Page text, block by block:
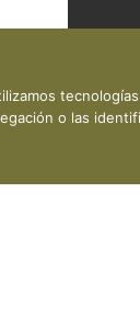
o las